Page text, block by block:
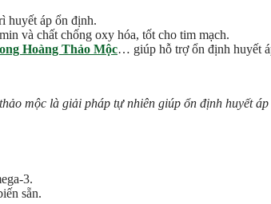
huyết áp ổn định.
và chất chống oxy hóa, tốt cho tim mạch.
Hoàng Thảo Mộc… giúp hỗ trợ ổn định huyết
mộc là giải pháp tự nhiên giúp ổn định huyết
3.
sẵn.